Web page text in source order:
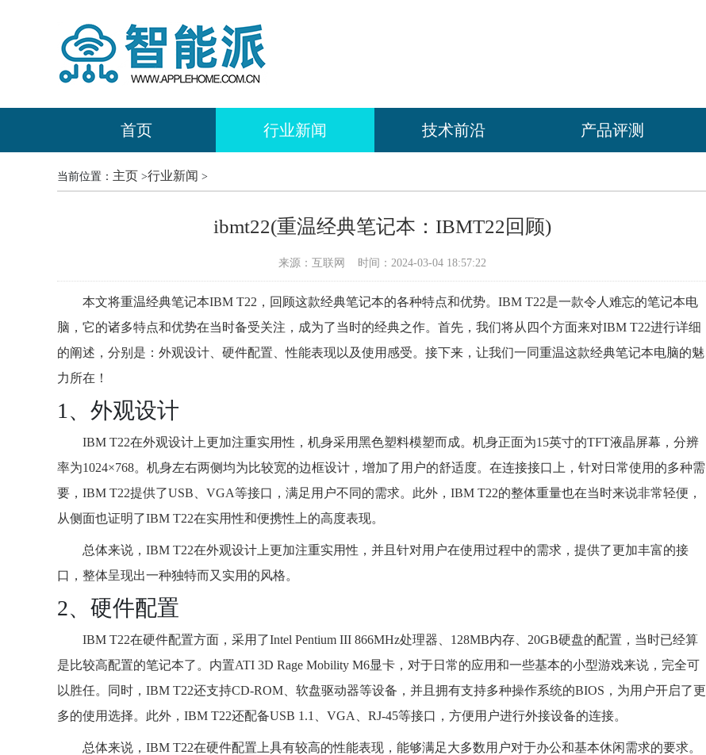
首页 行业新闻 技术前沿 产品评测
当前位置： 主页 >行业新闻 >
ibmt22(重温经典笔记本：IBMT22回顾)
来源：互联网 时间：2024-03-04 18:57:22
本文将重温经典笔记本IBM T22，回顾这款经典笔记本的各种特点和优势。IBM T22是一款令人难忘的笔记本电
脑，它的诸多特点和优势在当时备受关注，成为了当时的经典之作。首先，我们将从四个方面来对IBM T22进行详细
的阐述，分别是：外观设计、硬件配置、性能表现以及使用感受。接下来，让我们一同重温这款经典笔记本电脑的魅
力所在！
1、外观设计
IBM T22在外观设计上更加注重实用性，机身采用黑色塑料模塑而成。机身正面为15英寸的TFT液晶屏幕，分辨
率为1024×768。机身左右两侧均为比较宽的边框设计，增加了用户的舒适度。在连接接口上，针对日常使用的多种需
要，IBM T22提供了USB、VGA等接口，满足用户不同的需求。此外，IBM T22的整体重量也在当时来说非常轻便，
从侧面也证明了IBM T22在实用性和便携性上的高度表现。
总体来说，IBM T22在外观设计上更加注重实用性，并且针对用户在使用过程中的需求，提供了更加丰富的接
口，整体呈现出一种独特而又实用的风格。
2、硬件配置
IBM T22在硬件配置方面，采用了Intel Pentium III 866MHz处理器、128MB内存、20GB硬盘的配置，当时已经算
是比较高配置的笔记本了。内置ATI 3D Rage Mobility M6显卡，对于日常的应用和一些基本的小型游戏来说，完全可
以胜任。同时，IBM T22还支持CD-ROM、软盘驱动器等设备，并且拥有支持多种操作系统的BIOS，为用户开启了更
多的使用选择。此外，IBM T22还配备USB 1.1、VGA、RJ-45等接口，方便用户进行外接设备的连接。
总体来说，IBM T22在硬件配置上具有较高的性能表现，能够满足大多数用户对于办公和基本休闲需求的要求。